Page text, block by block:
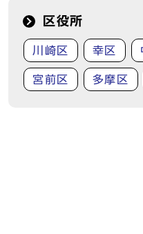
区役所
川崎区 幸区
宮前区 多摩区